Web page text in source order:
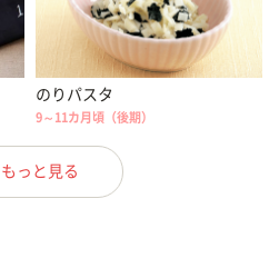
のりパスタ
9～11カ月頃（後期）
もっと見る